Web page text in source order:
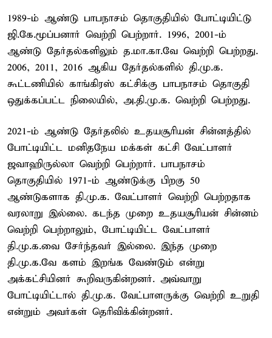
1989-ம் ஆண்டு பாபநாசம் தொகுதியில் போட்டியிட்டு
ஜி.கே.மூப்பனார் வெற்றி பெற்றார். 1996, 2001-ம்
ஆண்டு தேர்தல்களிலும் த.மா.கா.வே வெற்றி பெற்றது.
2006, 2011, 2016 ஆகிய தேர்தல்களில் தி.மு.க.
கூட்டணியில் காங்கிரஸ் கட்சிக்கு பாபநாசம் தொகுதி
ஒதுக்கப்பட்ட நிலையில், அ.தி.மு.க. வெற்றி பெற்றது.
2021-ம் ஆண்டு தேர்தலில் உதயசூரியன் சின்னத்தில்
போட்டியிட்ட மனிதநேய மக்கள் கட்சி வேட்பாளர்
ஜவாஹிருல்லா வெற்றி பெற்றார். பாபநாசம்
தொகுதியில் 1971-ம் ஆண்டுக்கு பிறகு 50
ஆண்டுகளாக தி.மு.க. வேட்பாளர் வெற்றி பெற்றதாக
வரலாறு இல்லை. கடந்த முறை உதயசூரியன் சின்னம்
வெற்றி பெற்றாலும், போட்டியிட்ட வேட்பாளர்
தி.மு.க.வை சேர்ந்தவர் இல்லை. இந்த முறை
தி.மு.க.வே களம் இறங்க வேண்டும் என்று
அக்கட்சியினர் கூறிவருகின்றனர். அவ்வாறு
போட்டியிட்டால் தி.மு.க. வேட்பாளருக்கு வெற்றி உறுதி
என்றும் அவர்கள் தெரிவிக்கின்றனர்.